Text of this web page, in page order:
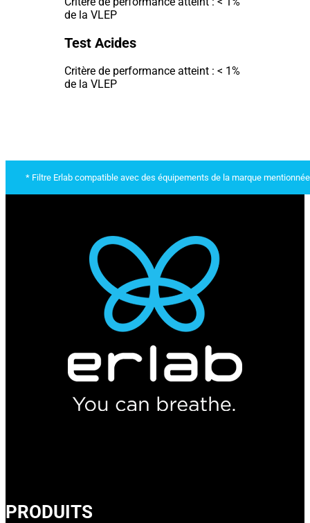
de la VLEP
Test Acides
Critère de performance atteint : < 1%
de la VLEP
* Filtre Erlab compatible avec des équipements de la marque
PRODUITS